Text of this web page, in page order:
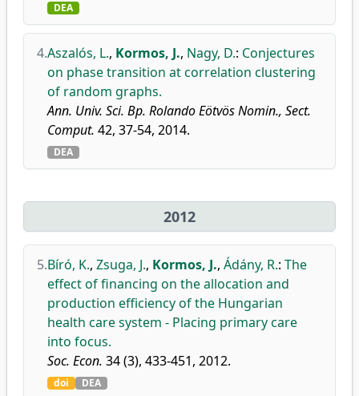
DEA
4.Aszalós, L., Kormos, J., Nagy, D.: Conjectures
on phase transition at correlation clustering
of random graphs.
Ann. Univ. Sci. Bp. Rolando Eötvös Nomin., Sect.
Comput. 42, 37-54, 2014.
DEA
2012
5.Bíró, K., Zsuga, J., Kormos, J., Ádány, R.: The
effect of financing on the allocation and
production efficiency of the Hungarian
health care system - Placing primary care
into focus.
Soc. Econ. 34 (3), 433-451, 2012.
doi DEA